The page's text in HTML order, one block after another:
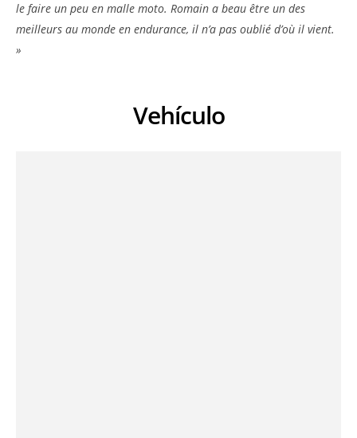
le faire un peu en malle moto. Romain a beau être un des
meilleurs au monde en endurance, il n’a pas oublié d’où il vient.
»
Vehículo